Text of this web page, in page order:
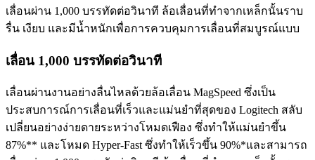
เลื่อนผ่าน 1,000 บรรทัดต่อวินาที ล้อเลื่อนที่ทำจากเหล็กนั้นราบ
รื่น เงียบ และมีน้ำหนักเพื่อการควบคุมการเลื่อนที่สมบูรณ์แบบ
เลื่อน 1,000 บรรทัดต่อวินาที
เลื่อนผ่านงานอย่างลื่นไหลด้วยล้อเลื่อน MagSpeed ซึ่งเป็น
ประสบการณ์การเลื่อนที่เร็วและแม่นยำที่สุดของ Logitech สลับ
เปลี่ยนอย่างง่ายดายระหว่างโหมดเฟือง ซึ่งทำให้แม่นยำขึ้น
87%** และโหมด Hyper-Fast ซึ่งทำให้เร็วขึ้น 90%*และสามารถ